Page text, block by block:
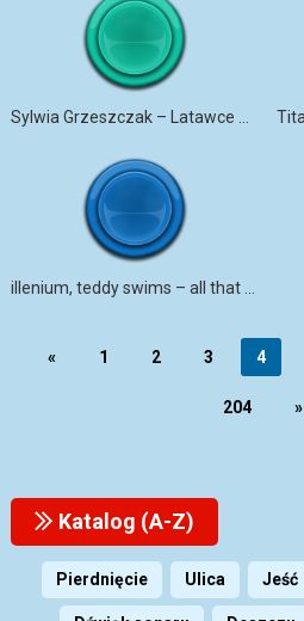
« 1 2 3 4
204 »
Katalog (A-Z)
Pierdnięcie Ulica Jeść